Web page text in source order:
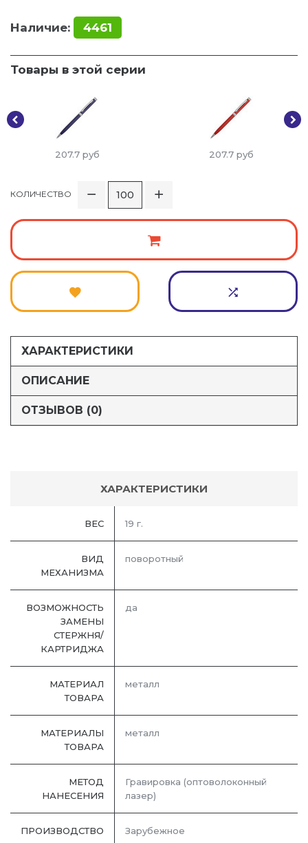
Наличие: 4461
Товары в этой серии
207.7руб 207.7руб
КОЛИЧЕСТВО
ХАРАКТЕРИСТИКИ
ОПИСАНИЕ
ОТЗЫВОВ (0)
ХАРАКТЕРИСТИКИ
ВЕС 19 г.
ВИД
МЕХАНИЗМА
поворотный
ВОЗМОЖНОСТЬ
ЗАМЕНЫ
СТЕРЖНЯ/
КАРТРИДЖА
да
МАТЕРИАЛ
ТОВАРА
металл
МАТЕРИАЛЫ
ТОВАРА
металл
МЕТОД
НАНЕСЕНИЯ
Гравировка (оптоволоконный
лазер)
ПРОИЗВОДСТВО Зарубежное